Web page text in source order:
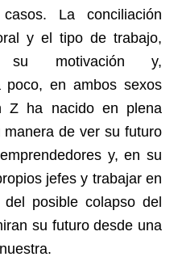
La conciliación
y el tipo de trabajo,
motivación y,
poco, en ambos sexos
Z ha nacido en plena
de ver su futuro
y, en su
jefes y trabajar en
posible colapso del
su futuro desde una